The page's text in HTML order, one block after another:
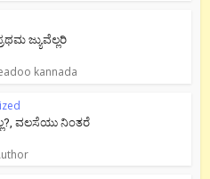
ಜ್ಯುವೆಲ್ಲರಿ
kannada
ವಲಸೆಯು ನಿಂತರೆ